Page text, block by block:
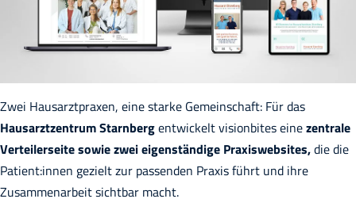
Zwei Hausarztpraxen, eine starke Gemeinschaft: Für das
Hausarztzentrum Starnbergentwickelt visionbites einezentrale
Verteilerseite sowie zwei eigenständige Praxiswebsites,die die
Patient:innen gezielt zur passenden Praxis führt und ihre
Zusammenarbeit sichtbar macht.